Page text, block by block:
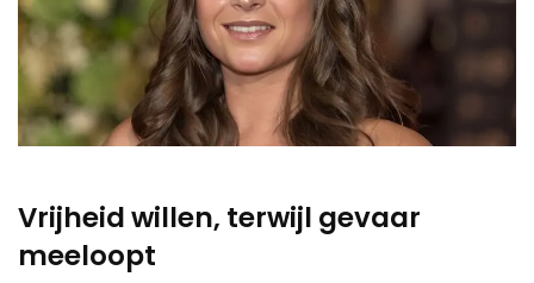
Vrijheid willen, terwijl gevaar
meeloopt